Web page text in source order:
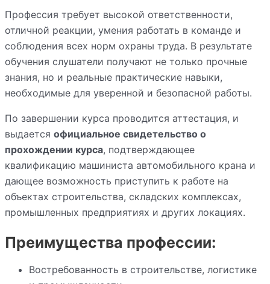
Профессия требует высокой ответственности,
отличной реакции, умения работать в команде и
соблюдения всех норм охраны труда. В результате
обучения слушатели получают не только прочные
знания, но и реальные практические навыки,
необходимые для уверенной и безопасной работы.
По завершении курса проводится аттестация, и
выдается официальное свидетельство о
прохождении курса, подтверждающее
квалификацию машиниста автомобильного крана и
дающее возможность приступить к работе на
объектах строительства, складских комплексах,
промышленных предприятиях и других локациях.
Преимущества профессии:
Востребованность в строительстве, логистике